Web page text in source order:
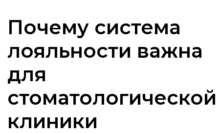
Почему система
лояльности важна
для
стоматологической
клиники